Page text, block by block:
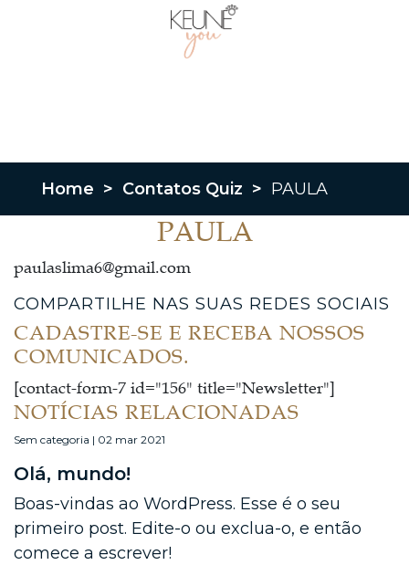
Home > Contatos Quiz > PAULA
PAULA
paulaslima6@gmail.com
COMPARTILHE NAS SUAS REDES SOCIAIS
CADASTRE-SE E RECEBA NOSSOS
COMUNICADOS.
[contact-form-7 id="156" title="Newsletter"]
NOTÍCIAS RELACIONADAS
Sem categoria | 02 mar 2021
Olá, mundo!
Boas-vindas ao WordPress. Esse é o seu
primeiro post. Edite-o ou exclua-o, e então
comece a escrever!